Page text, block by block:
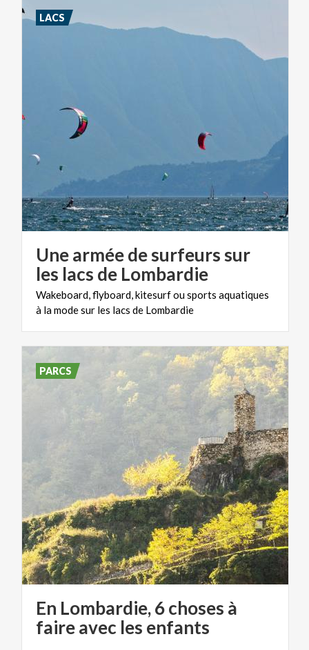
Une armée de surfeurs sur
les lacs de Lombardie
Wakeboard,flyboard,kitesurfousports aquatiques
à lamodesur les lacs de Lombardie
LACS
En Lombardie, 6 choses à
faire avec les enfants
PARCS